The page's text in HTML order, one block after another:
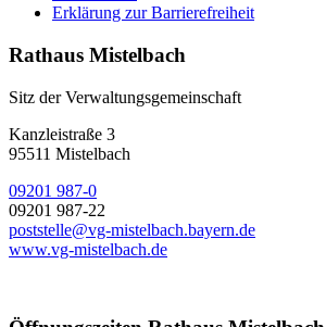
Erklärung zur Barrierefreiheit
Rathaus Mistelbach
Sitz der Verwaltungsgemeinschaft
Kanzleistraße 3
95511 Mistelbach
09201 987-0
09201 987-22
poststelle@vg-mistelbach.bayern.de
www.vg-mistelbach.de